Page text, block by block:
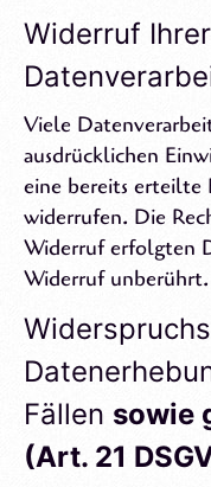
Widerruf
Viele
ausdrücklichen
eine bereits erteilte
widerrufen. Die
Widerruf erfolgten
Widerruf unberührt.
Fällen sowie
(Art. 21